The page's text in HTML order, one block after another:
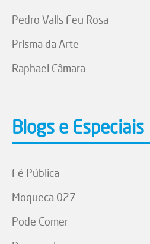
Pedro Valls Feu Rosa
Prisma da Arte
Raphael Câmara
Blogs e Especiais
Fé Pública
Moqueca 027
Pode Comer